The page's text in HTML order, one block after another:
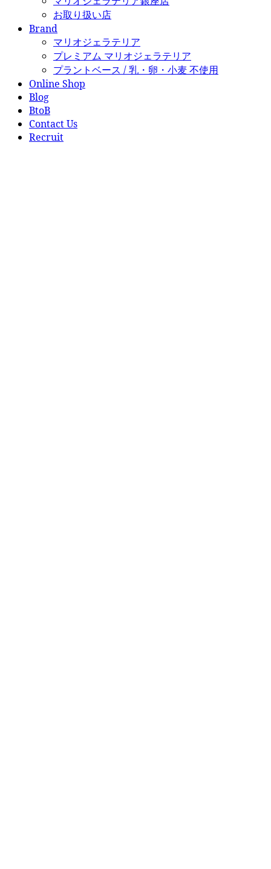
お取り扱い店
Brand
マリオジェラテリア
プレミアム マリオジェラテリア
プラントベース / 乳・卵・小麦 不使用
Online Shop
Blog
BtoB
Contact Us
Recruit